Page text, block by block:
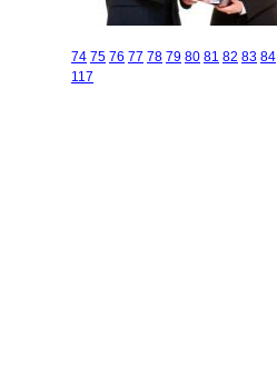
74 75 76 77 78 79 80 81 82 83 84
117